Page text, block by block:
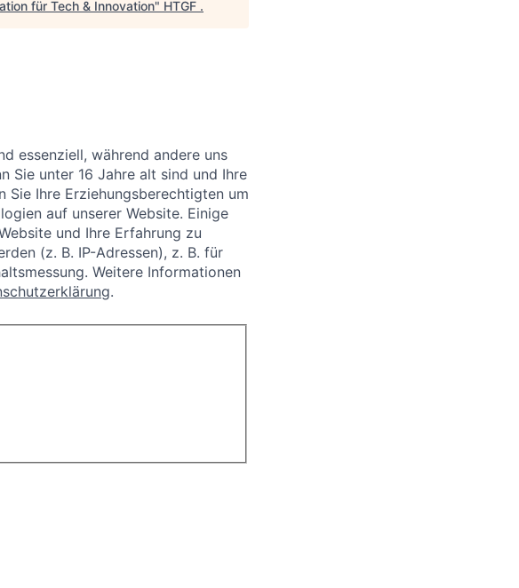
für Tech & Innovation" HTGF .
essenziell, während andere uns
Sie unter 16 Jahre alt sind und Ihre
Sie Ihre Erziehungsberechtigten um
auf unserer Website. Einige
und Ihre Erfahrung zu
(z. B. IP-Adressen), z. B. für
Weitere Informationen
.